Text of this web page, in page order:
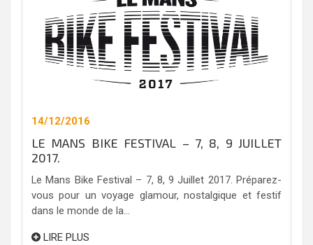
14/12/2016
LE MANS BIKE FESTIVAL – 7, 8, 9 JUILLET
2017.
Le Mans Bike Festival – 7, 8, 9 Juillet 2017. Préparez-
vous pour un voyage glamour, nostalgique et festif
dans le monde de la...
LIRE PLUS